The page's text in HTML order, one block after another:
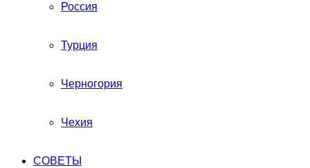
Россия
Турция
Черногория
Чехия
СОВЕТЫ